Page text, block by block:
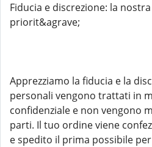
Fiducia e discrezione: la
priorit&agrave;
Apprezziamo la fiducia e la
personali vengono trattati in
confidenziale e non vengono
parti. Il tuo ordine viene
e spedito il prima possibile